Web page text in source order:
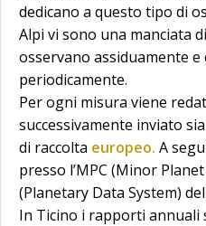
dedicano a questo tipo di
Alpi vi sono una manciata
osservano assiduamente
periodicamente.
Per ogni misura viene
successivamente inviato
di raccolta europeo. A
presso l’MPC (Minor
(Planetary Data System)
In Ticino i rapporti annuali